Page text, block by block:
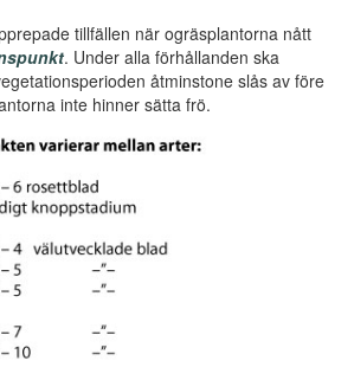
tillfällen när ogräsplantorna nått
. Under alla förhållanden ska
åtminstone slås av före
inte hinner sätta frö.